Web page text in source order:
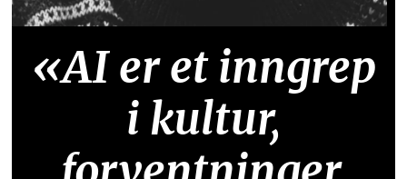
«AI er et inngrep
i kultur,